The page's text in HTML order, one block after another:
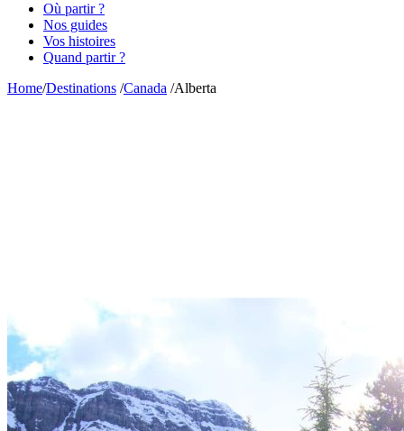
Où partir ?
Nos guides
Vos histoires
Quand partir ?
Home/Destinations /Canada /Alberta